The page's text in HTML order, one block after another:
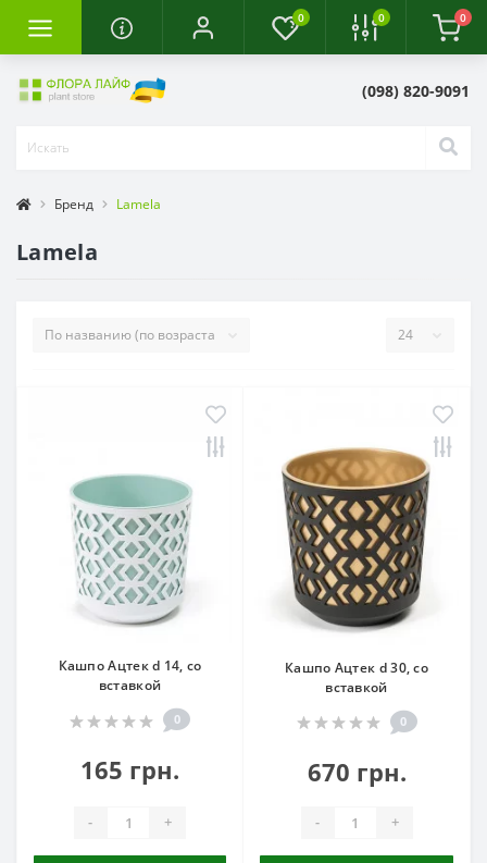
0 0 0
(098) 820-9091
Бренд Lamela
Lamela
Кашпо Ацтек d 14, со
вставкой
0
165 грн.
- +
Кашпо Ацтек d 30, со
вставкой
0
670 грн.
- +